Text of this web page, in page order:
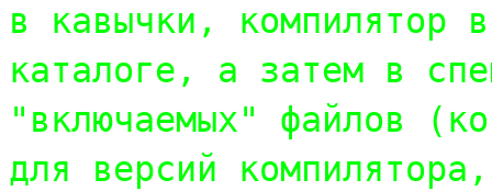
в кавычки, компилятор
каталоге, а затем в
"включаемых" файлов
для версий